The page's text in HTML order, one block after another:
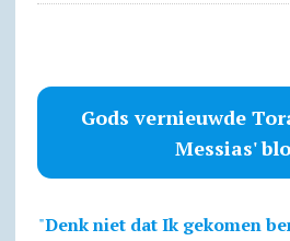
Gods vernieuwde
Messias'
"Denk niet dat Ik gekomen